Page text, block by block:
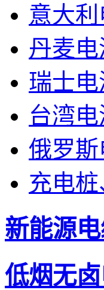
意大
丹麦
瑞士
台湾
俄罗
充电
新能源
低烟无